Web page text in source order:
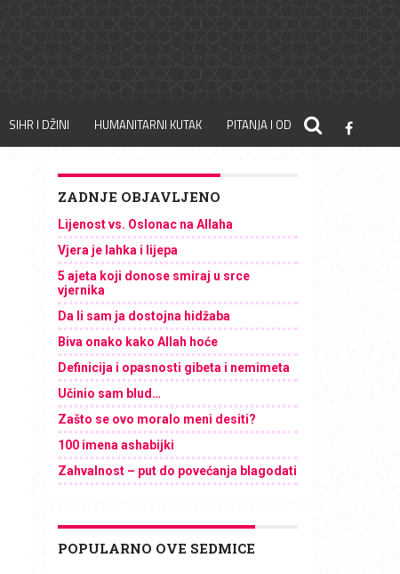
SIHR I DŽINI HUMANITARNI KUTAK PITANJA I ODGOVORI
ZADNJE OBJAVLJENO
Lijenost vs. Oslonac na Allaha
Vjera je lahka i lijepa
5 ajeta koji donose smiraj u srce
vjernika
Da li sam ja dostojna hidžaba
Biva onako kako Allah hoće
Definicija i opasnosti gibeta i nemimeta
Učinio sam blud…
Zašto se ovo moralo meni desiti?
100 imena ashabijki
Zahvalnost – put do povećanja blagodati
POPULARNO OVE SEDMICE